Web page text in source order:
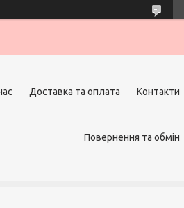
Доставка та оплата Контакти
Повернення та обмін